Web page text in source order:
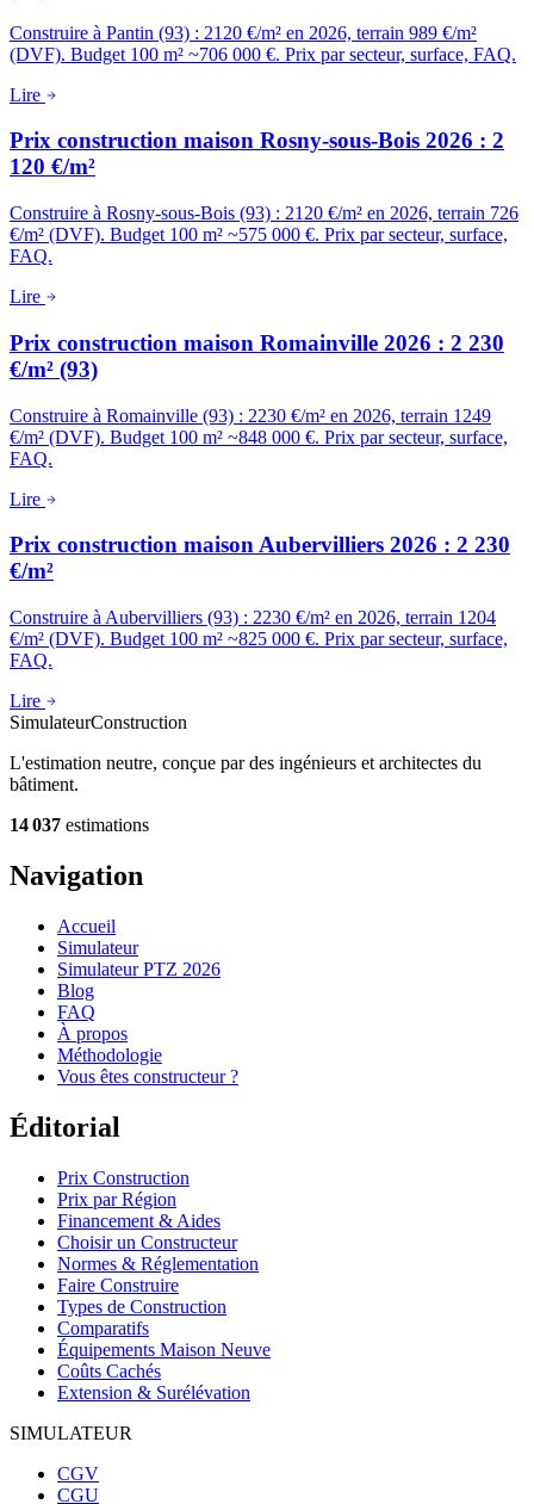
Construire à Pantin (93) : 2120 €/m² en 2026, terrain 989 €/m²
(DVF). Budget 100 m² ~706 000 €. Prix par secteur, surface, FAQ.
Lire
Prix construction maison Rosny-sous-Bois 2026 : 2
120 €/m²
Construire à Rosny-sous-Bois (93) : 2120 €/m² en 2026, terrain 726
€/m² (DVF). Budget 100 m² ~575 000 €. Prix par secteur, surface,
FAQ.
Lire
Prix construction maison Romainville 2026 : 2 230
€/m² (93)
Construire à Romainville (93) : 2230 €/m² en 2026, terrain 1249
€/m² (DVF). Budget 100 m² ~848 000 €. Prix par secteur, surface,
FAQ.
Lire
Prix construction maison Aubervilliers 2026 : 2 230
€/m²
Construire à Aubervilliers (93) : 2230 €/m² en 2026, terrain 1204
€/m² (DVF). Budget 100 m² ~825 000 €. Prix par secteur, surface,
FAQ.
Lire
SimulateurConstruction
L'estimation neutre, conçue par des ingénieurs et architectes du
bâtiment.
14 037 estimations
Navigation
Accueil
Simulateur
Simulateur PTZ 2026
Blog
FAQ
À propos
Méthodologie
Vous êtes constructeur ?
Éditorial
Prix Construction
Prix par Région
Financement & Aides
Choisir un Constructeur
Normes & Réglementation
Faire Construire
Types de Construction
Comparatifs
Équipements Maison Neuve
Coûts Cachés
Extension & Surélévation
SIMULATEUR
CGV
CGU